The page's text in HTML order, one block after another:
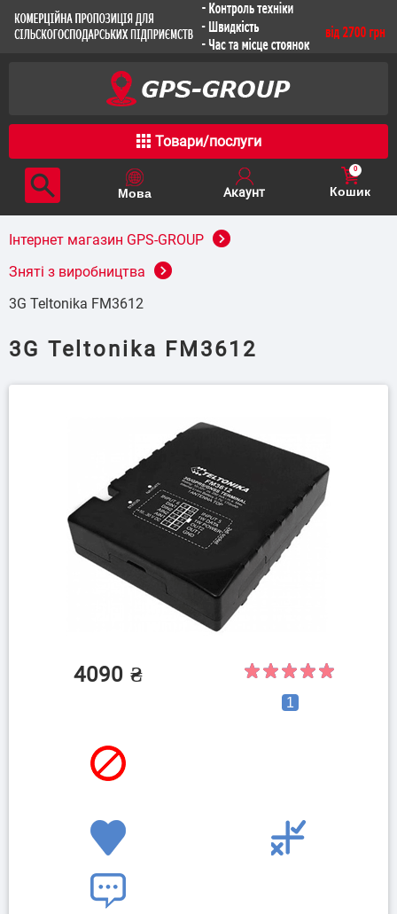
Товари/послуги
Кошик
0
Інтернет магазин GPS-GROUP
Зняті з виробництва
3G Teltonika FM3612
3G Teltonika FM3612
4090 ₴
1